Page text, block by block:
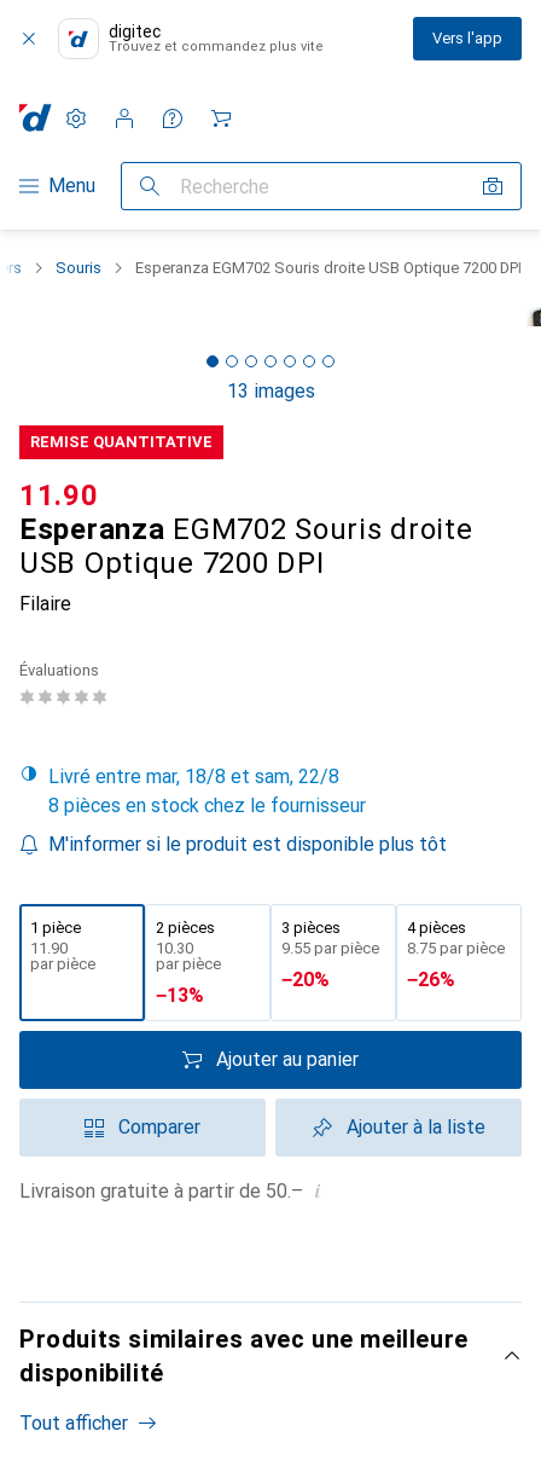
digitec
Trouvez et commandez plus vite Vers l'app
Navigation par catégorie
Menu Recherche
Paramètres
Compte client
Listes de comparaison
Listes d'envies
Panier
Souris Esperanza EGM702 Souris droite USB Optique 7200 DPI
13 images
REMISE QUANTITATIVE
Esperanza EGM702 Souris droite
USB Optique 7200 DPI
Filaire
CHF
11.90
Évaluations
Livré entre mar, 18/8 et sam, 22/8
8 pièces en stock chez le fournisseur
M'informer si le produit est disponible plus tôt
1 pièce
CHF
11.90
par pièce
2 pièces
CHF
10.30
par pièce
−13%
3 pièces
CHF
9.55 par pièce
−20%
4 pièces
CHF
8.75 par pièce
−26%
Ajouter au panier
Comparer Ajouter à la liste
Livraison gratuite à partir de 50.– i
Produits similaires avec une meilleure
disponibilité
Tout afficher